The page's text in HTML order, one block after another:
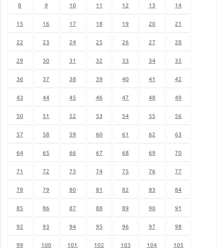
8 9 10 11 12 13 14
15 16 17 18 19 20 21
22 23 24 25 26 27 28
29 30 31 32 33 34 35
36 37 38 39 40 41 42
43 44 45 46 47 48 49
50 51 52 53 54 55 56
57 58 59 60 61 62 63
64 65 66 67 68 69 70
71 72 73 74 75 76 77
78 79 80 81 82 83 84
85 86 87 88 89 90 91
92 93 94 95 96 97 98
99 100 101 102 103 104 105